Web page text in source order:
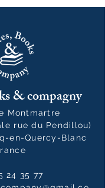
& compagny
Montmartre
rue du Pendillou)
en-Quercy-Blanc
24 35 77